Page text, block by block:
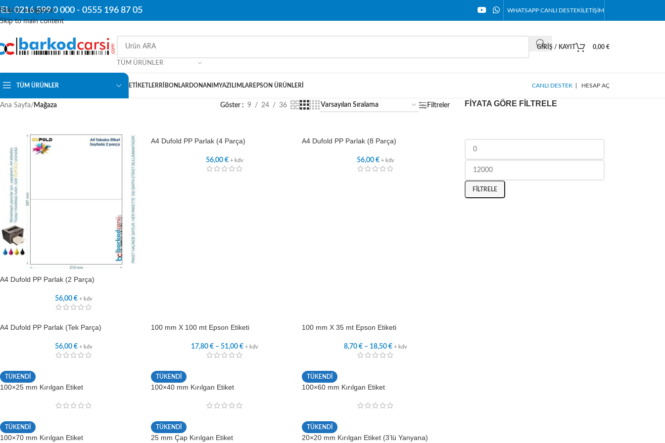
Skip to navigation
Skip to main content
0216 599 0 000 - 0555 196 87 05 WHATSAPP CANLI DESTEKİLETIŞIM
TÜM ÜRÜNLER
GIRIŞ / KAYIT 0,00 €
TÜM ÜRÜNLER ETIKETLER RIBONLAR DONANIMYAZILIMLAR EPSON ÜRÜNLERI CANLI DESTEK HESAP AÇ
Ana Sayfa/ Mağaza Göster 9 24 36 Filtreler
A4 Dufold PP Parlak (2 Parça)
56,00€ + kdv
A4 Dufold PP Parlak (4 Parça)
56,00€ + kdv
A4 Dufold PP Parlak (8 Parça)
56,00€ + kdv
A4 Dufold PP Parlak (Tek Parça)
56,00€ + kdv
100 mm X 100 mt Epson Etiketi
17,80€ –51,00€ + kdv
100 mm X 35 mt Epson Etiketi
8,70€ – 18,50€ + kdv
TÜKENDİ
100×25 mm Kırılgan Etiket
TÜKENDİ
100×40 mm Kırılgan Etiket
TÜKENDİ
100×60 mm Kırılgan Etiket
TÜKENDİ
100×70 mm Kırılgan Etiket
TÜKENDİ
25 mm Çap Kırılgan Etiket
TÜKENDİ
20×20 mm Kırılgan Etiket (3’lü Yanyana)
FIYATA GÖRE FILTRELE
FILTRELE